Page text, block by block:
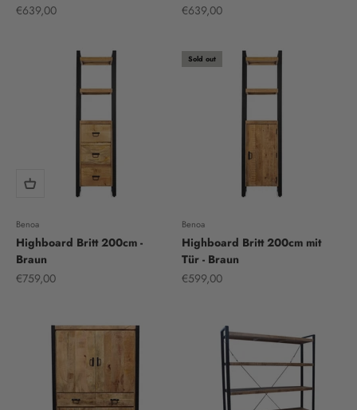
Sale price
€639,00
Sale price
€639,00
Benoa
Highboard Britt 200cm -
Braun
Sale price
€759,00
Sold out
Benoa
Highboard Britt 200cm mit
Tür - Braun
Sale price
€599,00